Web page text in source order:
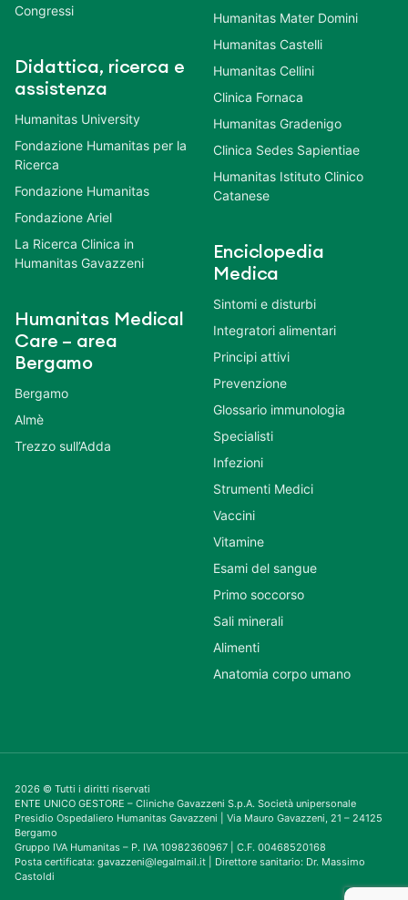
Congressi
Didattica, ricerca e
assistenza
Humanitas University
Fondazione Humanitas per la
Ricerca
Fondazione Humanitas
Fondazione Ariel
La Ricerca Clinica in
Humanitas Gavazzeni
Humanitas Medical
Care – area
Bergamo
Bergamo
Almè
Trezzo sull’Adda
Humanitas Mater Domini
Humanitas Castelli
Humanitas Cellini
Clinica Fornaca
Humanitas Gradenigo
Clinica Sedes Sapientiae
Humanitas Istituto Clinico
Catanese
Enciclopedia
Medica
Sintomi e disturbi
Integratori alimentari
Principi attivi
Prevenzione
Glossario immunologia
Specialisti
Infezioni
Strumenti Medici
Vaccini
Vitamine
Esami del sangue
Primo soccorso
Sali minerali
Alimenti
Anatomia corpo umano
2026 © Tutti i diritti riservati
ENTE UNICO GESTORE – Cliniche Gavazzeni S.p.A. Società unipersonale
Presidio Ospedaliero Humanitas Gavazzeni | Via Mauro Gavazzeni, 21 – 24125
Bergamo
Gruppo IVA Humanitas – P. IVA 10982360967 | C.F. 00468520168
Posta certificata: gavazzeni@legalmail.it | Direttore sanitario: Dr. Massimo
Castoldi